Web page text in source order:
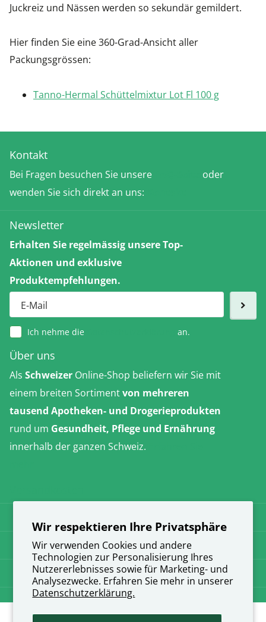
Wir respektieren Ihre Privatsphäre
Wir verwenden Cookies und andere
Technologien zur Personalisierung Ihres
Nutzererlebnisses sowie für Marketing- und
Analysezwecke. Erfahren Sie mehr in unserer
Datenschutzerklärung.
Juckreiz und Nässen werden so sekundär gemildert.
Hier finden Sie eine 360-Grad-Ansicht aller
Packungsgrössen:
Tanno-Hermal Schüttelmixtur Lot Fl 100 g
Kontakt
Bei Fragen besuchen Sie unsere
oder
wenden Sie sich direkt an uns:
Newsletter
Erhalten Sie regelmässig unsere Top-
Aktionen und exklusive
Produktempfehlungen.
Ich nehme die an.
Über uns
Als Schweizer Online-Shop beliefern wir Sie mit
einem breiten Sortimentvon mehreren
tausend Apotheken- und Drogerieprodukten
rund um Gesundheit, Pflege und Ernährung
innerhalb der ganzen Schweiz.
Datenschutz
Impressum